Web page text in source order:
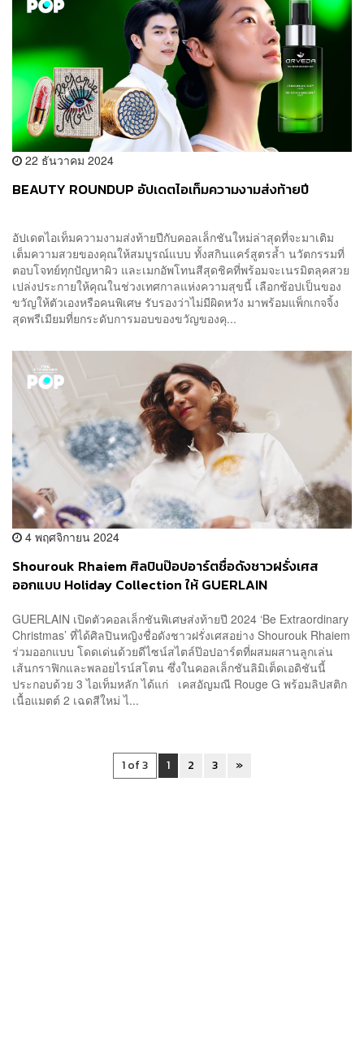
22 ธันวาคม 2024
BEAUTY ROUNDUP อัปเดตไอเท็มความงามส่งท้ายปี
อัปเดตไอเท็มความงามส่งท้ายปีกับคอลเล็กชันใหม่ล่าสุดที่จะมาเติม
เต็มความสวยของคุณให้สมบูรณ์แบบ ทั้งสกินแคร์สูตรล้ำ นวัตกรรมที่
ตอบโจทย์ทุกปัญหาผิว และเมกอัพโทนสีสุดชิคที่พร้อมจะเนรมิตลุคสวย
เปล่งประกายให้คุณในช่วงเทศกาลแห่งความสุขนี้ เลือกช้อปเป็นของ
ขวัญให้ตัวเองหรือคนพิเศษ รับรองว่าไม่มีผิดหวัง มาพร้อมแพ็กเกจจิ้ง
สุดพรีเมียมที่ยกระดับการมอบของขวัญของคุ...
4 พฤศจิกายน 2024
Shourouk Rhaiem ศิลปินป๊อปอาร์ตชื่อดังชาวฝรั่งเศส
ออกแบบ Holiday Collection ให้ GUERLAIN
GUERLAIN เปิดตัวคอลเล็กชันพิเศษส่งท้ายปี 2024 ‘Be Extraordinary
Christmas’ ที่ได้ศิลปินหญิงชื่อดังชาวฝรั่งเศสอย่าง Shourouk Rhaiem
ร่วมออกแบบ โดดเด่นด้วยดีไซน์สไตล์ป๊อปอาร์ตที่ผสมผสานลูกเล่น
เส้นกราฟิกและพลอยไรน์สโตน ซึ่งในคอลเล็กชันลิมิเต็ดเอดิชันนี้
ประกอบด้วย 3 ไอเท็มหลัก ได้แก่ เคสอัญมณี Rouge G พร้อมลิปสติก
เนื้อแมตต์ 2 เฉดสีใหม่ ไ...
1 of 3 1 2 3 »